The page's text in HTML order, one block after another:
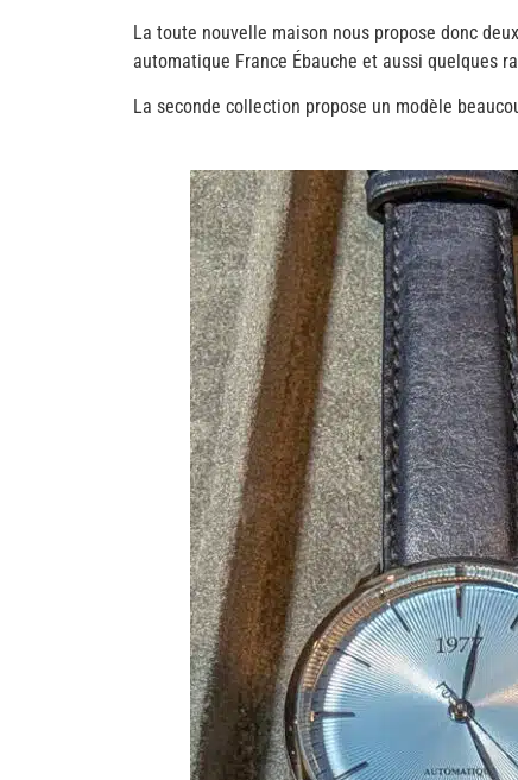
La toute nouvelle maison nous propose donc
automatique France Ébauche et aussi quelques
La seconde collection propose un modèle